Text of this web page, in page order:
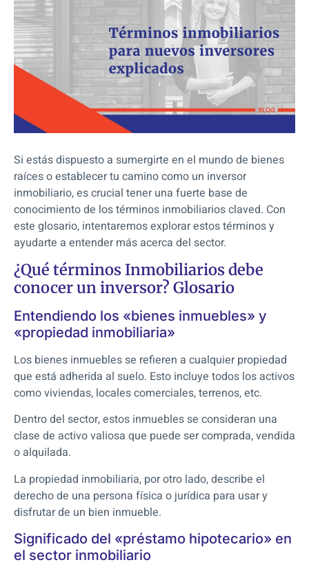
Si estás dispuesto a sumergirte en el mundo de bienes
raíces o establecer tu camino como un inversor
inmobiliario, es crucial tener una fuerte base de
conocimiento de los términos inmobiliarios claved. Con
este glosario, intentaremos explorar estos términos y
ayudarte a entender más acerca del sector.
¿Qué términos Inmobiliarios debe
conocer un inversor? Glosario
Entendiendo los «bienes inmuebles» y
«propiedad inmobiliaria»
Los bienes inmuebles se refieren a cualquier propiedad
que está adherida al suelo. Esto incluye todos los activos
como viviendas, locales comerciales, terrenos, etc.
Dentro del sector, estos inmuebles se consideran una
clase de activo valiosa que puede ser comprada, vendida
o alquilada.
La propiedad inmobiliaria, por otro lado, describe el
derecho de una persona física o jurídica para usar y
disfrutar de un bien inmueble.
Significado del «préstamo hipotecario» en
el sector inmobiliario